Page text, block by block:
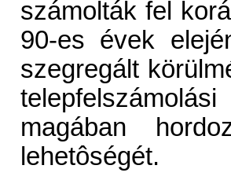
számolták fel
90-es évek
szegregált
magában
lehetôségét.